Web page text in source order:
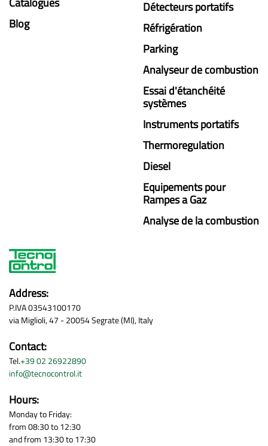
Address:
P.IVA 03543100170
via Miglioli, 47 - 20054 Segrate (MI), Italy
Contact:
Tel.+39 02 26922890
info@tecnocontrol.it
Hours:
Monday to Friday:
from 08:30 to 12:30
and from 13:30 to 17:30
Blog
Détecteurs portatifs
Réfrigération
Parking
Analyseur de combustion
Essai d'étanchéité
systèmes
Instruments portatifs
Thermoregulation
Diesel
Equipements pour
Rampes a Gaz
Analyse de la combustion